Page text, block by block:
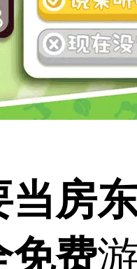
当房
免费